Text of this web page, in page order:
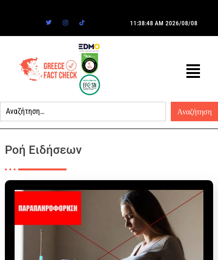
11:38:48 AM 2026/08/08
Ροή Ειδήσεων